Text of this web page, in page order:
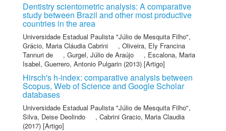
Dentistry scientometric analysis: A comparative
study between Brazil and other most productive
countries in the area
Universidade Estadual Paulista "Júlio de Mesquita Filho",
Grácio, Maria Cláudia Cabrini
, Oliveira, Ely Francina
Tannuri de
, Gurgel, Júlio de Araújo , Escalona, Maria
Isabel, Guerrero, Antonio Pulgarin (2013) [Artigo]
Hirsch's h-index: comparative analysis between
Scopus, Web of Science and Google Scholar
databases
Universidade Estadual Paulista "Júlio de Mesquita Filho",
Silva, Deise Deolindo
, Cabrini Gracio, Maria Claudia
(2017) [Artigo]